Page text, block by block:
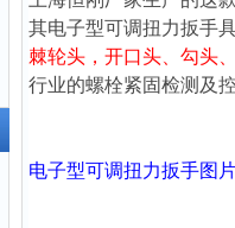
其电子型可调扭力扳手
棘轮头， 开口头、勾头
行业的螺栓紧固检测及
电子型可调扭力扳手图